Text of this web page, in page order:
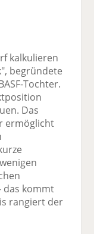
kalkulieren
begründete
Tochter.
Das
ermöglicht
das kommt
rangiert der